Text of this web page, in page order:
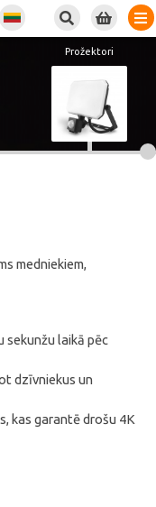
Prožektori
medniekiem,
laikā pēc
dzīvniekus un
kas garantē drošu 4K